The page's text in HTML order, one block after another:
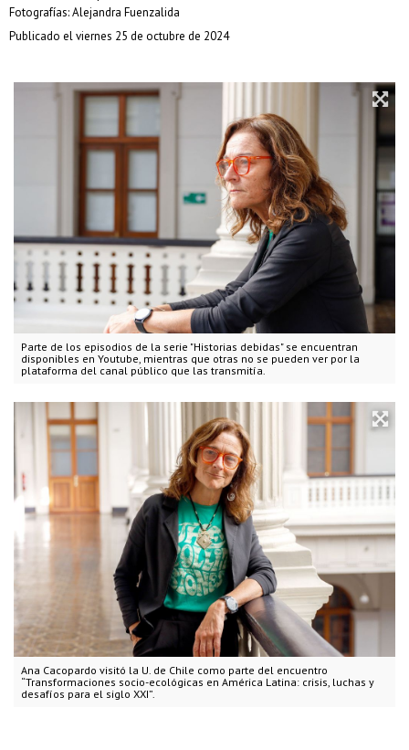
Parte de los episodios de la serie "Historias debidas" se encuentran
disponibles en Youtube, mientras que otras no se pueden ver por la
plataforma del canal público que las transmitía.
Ana Cacopardo visitó la U. de Chile como parte del encuentro
“Transformaciones socio-ecológicas en América Latina: crisis, luchas y
desafíos para el siglo XXI”.
Fotografías: Alejandra Fuenzalida
Publicado el viernes 25 de octubre de 2024